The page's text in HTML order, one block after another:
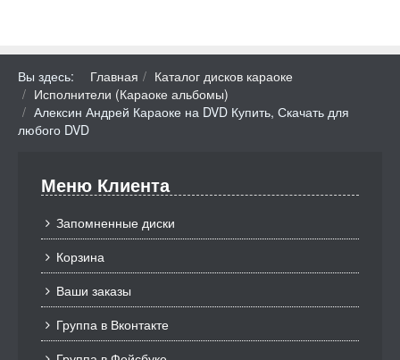
Вы здесь: Главная
Каталог дисков караоке
Исполнители (Караоке альбомы)
Алексин Андрей Караоке на DVD Купить, Скачать для
любого DVD
Меню Клиента
Запомненные диски
Корзина
Ваши заказы
Группа в Вконтакте